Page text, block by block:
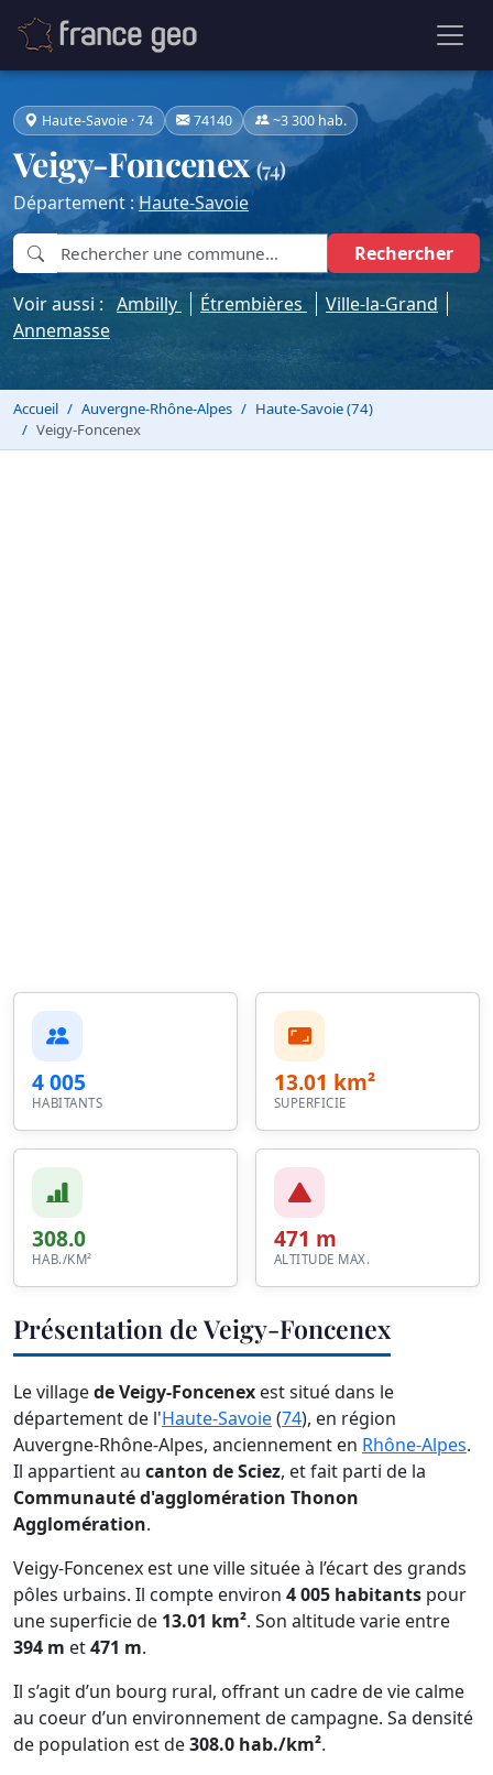
Haute-Savoie · 74 74140 ~3 300 hab.
Veigy-Foncenex(74)
Département : Haute-Savoie
Rechercher
Voir aussi : Ambilly Étrembières
Ville-la-Grand
Annemasse
Accueil Auvergne-Rhône-Alpes
Haute-Savoie (74)
Veigy-Foncenex
4 005
HABITANTS
13.01 km²
SUPERFICIE
308.0
HAB./KM²
471 m
ALTITUDE MAX.
Présentation de Veigy-Foncenex
Le villagede Veigy-Foncenex est situé dans le
département de l'Haute-Savoie(74), en région
Auvergne-Rhône-Alpes, anciennement en Rhône-Alpes.
Il appartient au canton de Sciez, et fait parti de la
Communauté d'agglomération Thonon
Agglomération.
Veigy-Foncenex est une ville située à l’écart des grands
pôles urbains. Il compte environ 4 005 habitants pour
une superficie de 13.01 km². Son altitude varie entre
394 m et471 m.
Il s’agit d’un bourg rural, offrant un cadre de vie calme
au coeur d’un environnement de campagne. Sa densité
de population est de308.0 hab./km².